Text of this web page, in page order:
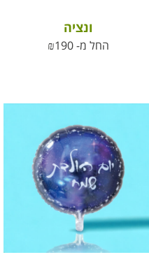
ונציה
החל מ- ₪190